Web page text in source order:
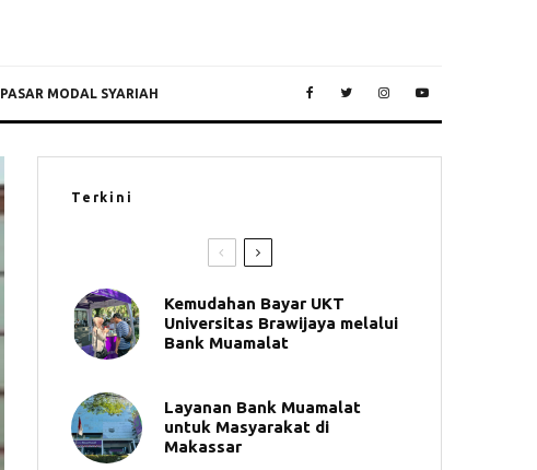
PASAR MODAL SYARIAH
Terkini
Kemudahan Bayar UKT
Universitas Brawijaya melalui
Bank Muamalat
Layanan Bank Muamalat
untuk Masyarakat di
Makassar